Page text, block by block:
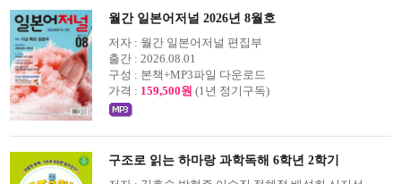
월간 일본어저널 2026년 8월호
저자 : 월간 일본어저널 편집부
출간 : 2026.08.01
구성 : 본책+MP3파일 다운로드
가격 : 159,500원 (1년 정기구독)
구조로 읽는 하마랑 과학독해 6학년 2학기